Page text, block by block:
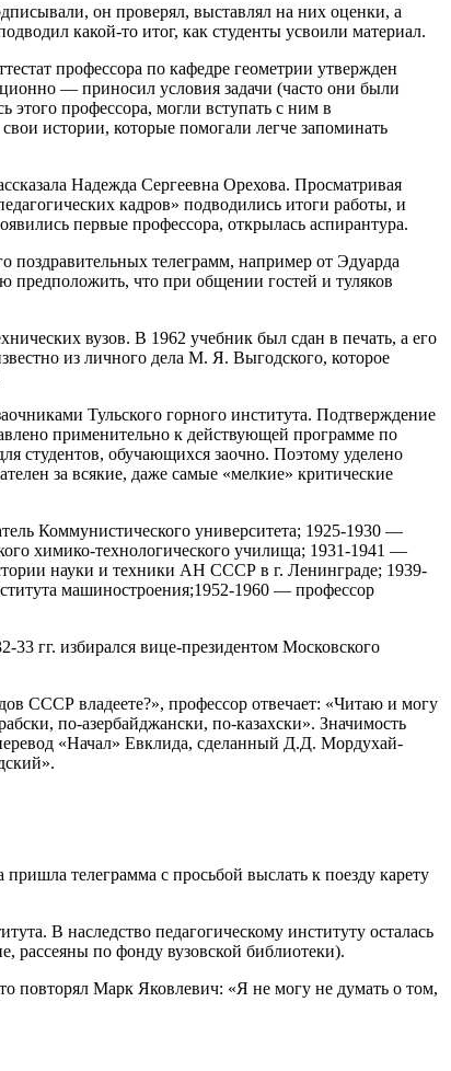
он проверял, выставлял на них оценки, а
какой-то итог, как студенты усвоили материал.
профессора по кафедре геометрии утвержден
— приносил условия задачи (часто они были
профессора, могли вступать с ним в
истории, которые помогали легче запоминать
Надежда Сергеевна Орехова. Просматривая
кадров» подводились итоги работы, и
первые профессора, открылась аспирантура.
телеграмм, например от Эдуарда
что при общении гостей и туляков
вузов. В 1962 учебник был сдан в печать, а его
из личного дела М. Я. Выгодского, которое
Тульского горного института. Подтверждение
применительно к действующей программе по
студентов, обучающихся заочно. Поэтому уделено
за всякие, даже самые «мелкие» критические
Коммунистического университета; 1925-1930 —
химико-технологического училища; 1931-1941 —
науки и техники АН СССР в г. Ленинграде; 1939-
машиностроения;1952-1960 — профессор
33 гг. избирался вице-президентом Московского
СССР владеете?», профессор отвечает: «Читаю и могу
по-азербайджански, по-казахски». Значимость
«Начал» Евклида, сделанный Д.Д. Мордухай-
телеграмма с просьбой выслать к поезду карету
В наследство педагогическому институту осталась
рассеяны по фонду вузовской библиотеки).
повторял Марк Яковлевич: «Я не могу не думать о том,